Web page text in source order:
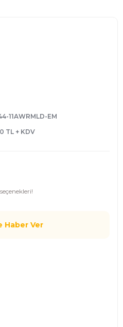
11AWRMLD-EM
TL + KDV
Haber Ver